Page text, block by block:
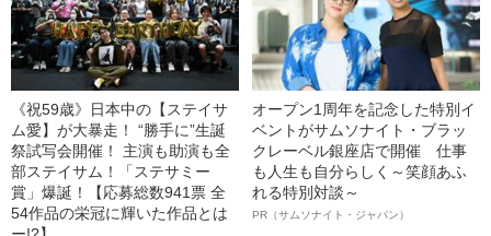
《祝59歳》日本中の【ステイサ
ム愛】が大暴走！ “勝手に”生誕
祭試写会開催！ 主演も助演も全
部ステイサム！「ステサミー
賞」爆誕！【応募総数941票 全
54作品の栄冠に輝いた作品とは
オープン1周年を記念した特別イ
ベントがサムソナイト・ブラッ
クレーベル銀座店で開催 仕事
も人生も自分らしく～笑顔あふ
れる特別対談～
PR（サムソナイト・ジャパン）